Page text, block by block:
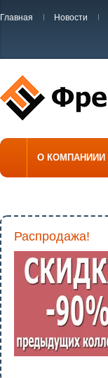
Главная Новости
О КОМПАНИИИ
Распродажа!